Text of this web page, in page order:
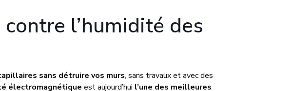
l’humidité des
sans détruire vos murs, sans travaux et avec des
électromagnétique est aujourd’hui l’une des meilleures